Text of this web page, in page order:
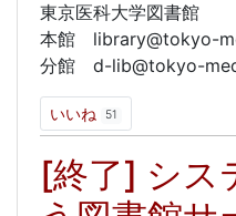
東京医科大学図書館
本館 library@tokyo-
分館 d-lib@tokyo-
いいね 51
[終了] シス